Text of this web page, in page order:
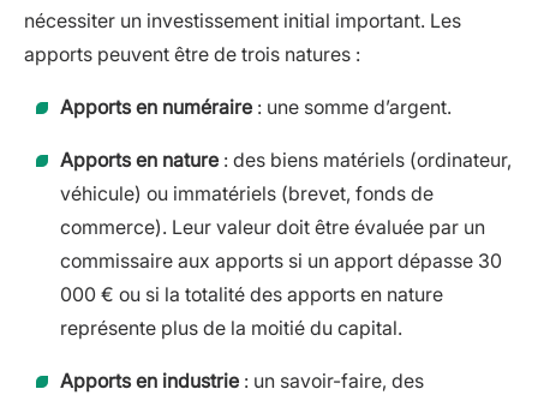
nécessiter un investissement initial important. Les
apports peuvent être de trois natures :
Apports en numéraire : une somme d’argent.
Apports en nature : des biens matériels (ordinateur,
véhicule) ou immatériels (brevet, fonds de
commerce). Leur valeur doit être évaluée par un
commissaire aux apports si un apport dépasse 30
000 € ou si la totalité des apports en nature
représente plus de la moitié du capital.
Apports en industrie : un savoir-faire, des